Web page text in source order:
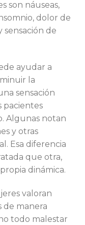
son náuseas,
dolor de
sensación de
ayudar a
la
sensación
pacientes
Algunas notan
y otras
Esa diferencia
que otra,
dinámica.
valoran
de manera
todo malestar